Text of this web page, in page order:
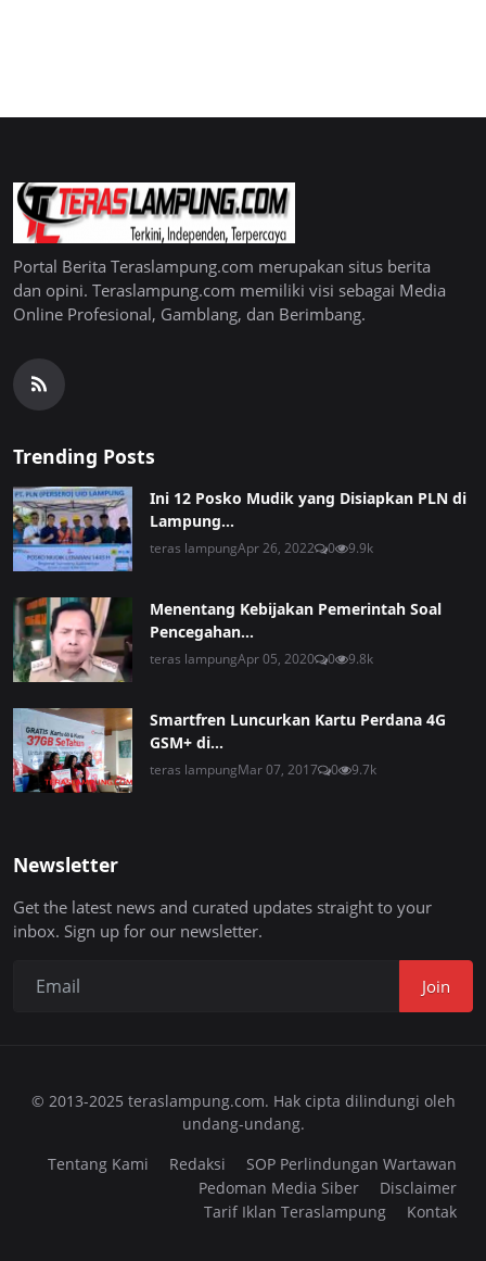
Portal Berita Teraslampung.com merupakan situs berita
dan opini. Teraslampung.com memiliki visi sebagai Media
Online Profesional, Gamblang, dan Berimbang.
Trending Posts
Ini 12 Posko Mudik yang Disiapkan PLN di
Lampung...
teras lampungApr 26, 2022 0 9.9k
Menentang Kebijakan Pemerintah Soal
Pencegahan...
teras lampungApr 05, 2020 0 9.8k
Smartfren Luncurkan Kartu Perdana 4G
GSM+ di...
teras lampungMar 07, 2017 0 9.7k
Newsletter
Get the latest news and curated updates straight to your
inbox. Sign up for our newsletter.
Join
© 2013-2025 teraslampung.com. Hak cipta dilindungi oleh
undang-undang.
Tentang Kami
Redaksi
SOP Perlindungan Wartawan
Pedoman Media Siber
Disclaimer
Tarif Iklan Teraslampung
Kontak